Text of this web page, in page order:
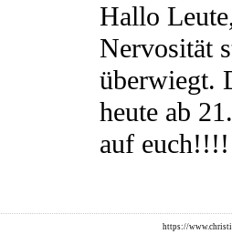
Hallo
Nervosität
überwiegt.
heute ab
auf euch!!!!
https://